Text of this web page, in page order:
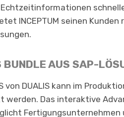
INCEPTUM seinen Kunden
BUNDLE AUS SAP-
von DUALIS kann im
werden. Das interaktive